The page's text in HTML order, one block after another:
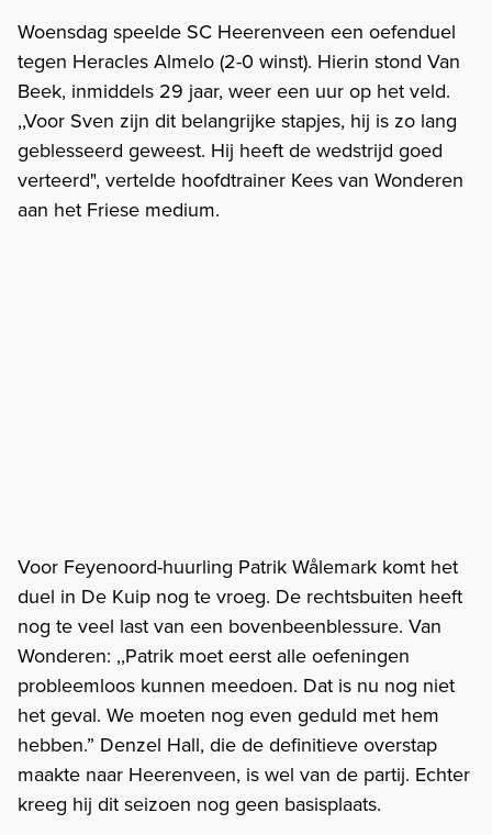
Woensdag speelde SC Heerenveen een oefenduel
tegen Heracles Almelo (2-0 winst). Hierin stond Van
Beek, inmiddels 29 jaar, weer een uur op het veld.
,,Voor Sven zijn dit belangrijke stapjes, hij is zo lang
geblesseerd geweest. Hij heeft de wedstrijd goed
verteerd", vertelde hoofdtrainer Kees van Wonderen
aan het Friese medium.
Voor Feyenoord-huurling Patrik Wålemark komt het
duel in De Kuip nog te vroeg. De rechtsbuiten heeft
nog te veel last van een bovenbeenblessure. Van
Wonderen: ,,Patrik moet eerst alle oefeningen
probleemloos kunnen meedoen. Dat is nu nog niet
het geval. We moeten nog even geduld met hem
hebben.” Denzel Hall, die de definitieve overstap
maakte naar Heerenveen, is wel van de partij. Echter
kreeg hij dit seizoen nog geen basisplaats.